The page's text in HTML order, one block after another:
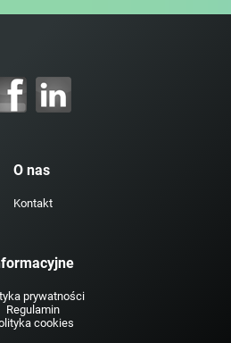
O nas
Kontakt
prywatności
Regulamin
cookies